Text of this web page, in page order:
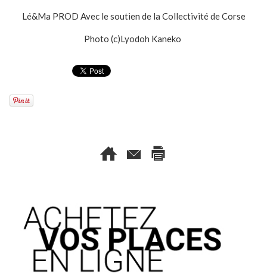
Lé&Ma PROD Avec le soutien de la Collectivité de Corse
Photo (c)Lyodoh Kaneko